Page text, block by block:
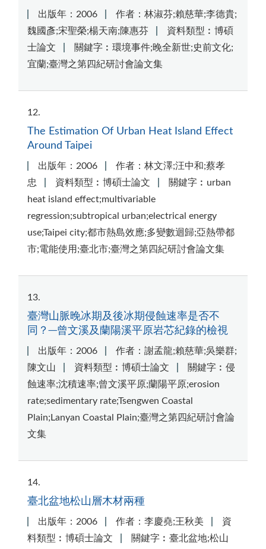
出版年：2006
作者：林淑芬;賴慈華;李德貴;
魏國彥;宋聖榮;楊天南;陳惠芬
資料類型︰博碩
士論文
關鍵字︰環境事件;晚全新世;史前文化;
宜蘭;臺灣之第四紀研討會論文集
12
The Estimation Of Urban Heat Island Effect
Around Taipei
出版年：2006
作者：林文澤;汪中和;蔡孝
忠
資料類型︰博碩士論文
關鍵字︰urban
heat island effect;multivariable
regression;subtropical urban;electrical energy
use;Taipei city;都市熱島效應;多變數迴歸;亞熱帶都
市;電能使用;臺北市;臺灣之第四紀研討會論文集
13
臺灣山脈晚冰期及後冰期侵蝕速率是否不
同？─曾文溪及蘭陽溪平原岩芯紀錄的檢視
出版年：2006
作者：謝孟龍;賴慈華;吳樂群;
陳文山
資料類型︰博碩士論文
關鍵字︰侵
蝕速率;沈積速率;曾文溪平原;蘭陽平原;erosion
rate;sedimentary rate;Tsengwen Coastal
Plain;Lanyan Coastal Plain;臺灣之第四紀研討會論
文集
14
臺北盆地松山層木材兩種
出版年：2006 作者：李慶堯;王秋美
資
料類型︰博碩士論文
關鍵字︰臺北盆地;松山